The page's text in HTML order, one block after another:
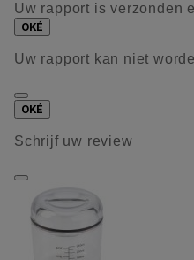
Uw rapport is verzonden
OKÉ
Uw rapport kan niet
OKÉ
Schrijf uw review